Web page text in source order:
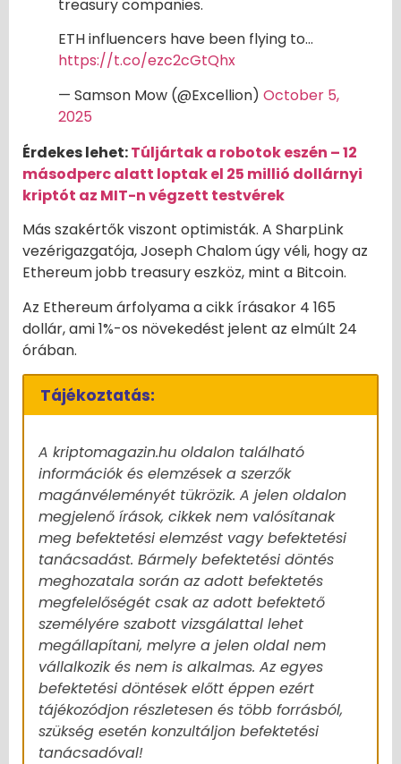
treasury companies.
ETH influencers have been flying to…
https://t.co/ezc2cGtQhx
— Samson Mow (@Excellion) October 5,
2025
Érdekes lehet:Túljártak a robotok eszén – 12
másodperc alatt loptak el 25 millió dollárnyi
kriptót az MIT-n végzett testvérek
Más szakértők viszont optimisták. A SharpLink
vezérigazgatója, Joseph Chalom úgy véli, hogy az
Ethereum jobb treasury eszköz, mint a Bitcoin.
Az Ethereum árfolyama a cikk írásakor 4 165
dollár, ami 1%-os növekedést jelent az elmúlt 24
órában.
Tájékoztatás:
A kriptomagazin.hu oldalon található
információk és elemzések a szerzők
magánvéleményét tükrözik. A jelen oldalon
megjelenő írások, cikkek nem valósítanak
meg befektetési elemzést vagy befektetési
tanácsadást. Bármely befektetési döntés
meghozatala során az adott befektetés
megfelelőségét csak az adott befektető
személyére szabott vizsgálattal lehet
megállapítani, melyre a jelen oldal nem
vállalkozik és nem is alkalmas. Az egyes
befektetési döntések előtt éppen ezért
tájékozódjon részletesen és több forrásból,
szükség esetén konzultáljon befektetési
tanácsadóval!